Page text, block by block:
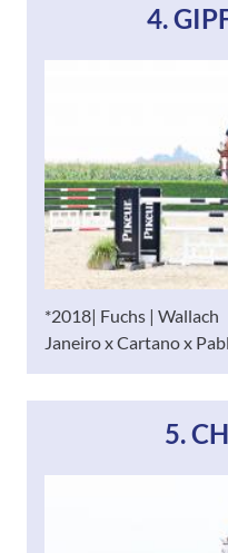
4.
*2018| Fuchs | Wallach
Janeiro x Cartano x
5.